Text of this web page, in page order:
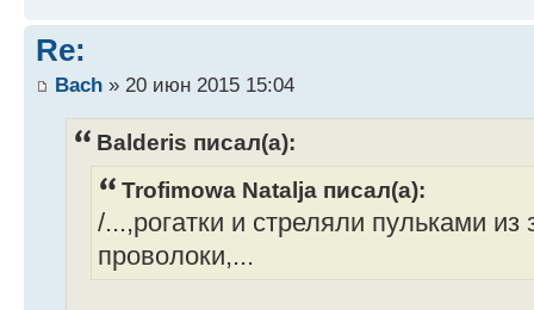
Re:
Bach » 20 июн 2015 15:04
Balderis писал(а):
Trofimowa Natalja писал(а):
/...,рогатки и стреляли пульками
проволоки,...